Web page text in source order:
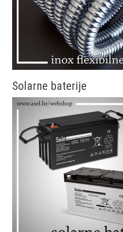
Solarne baterije